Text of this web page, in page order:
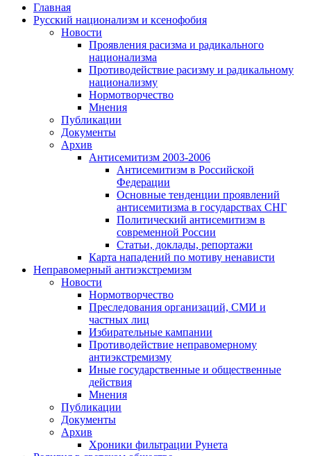
Главная
Русский национализм и ксенофобия
Новости
Проявления расизма и радикального
национализма
Противодействие расизму и радикальному
национализму
Нормотворчество
Мнения
Публикации
Документы
Архив
Антисемитизм 2003-2006
Антисемитизм в Российской
Федерации
Основные тенденции проявлений
антисемитизма в государствах СНГ
Политический антисемитизм в
современной России
Статьи, доклады, репортажи
Карта нападений по мотиву ненависти
Неправомерный антиэкстремизм
Новости
Нормотворчество
Преследования организаций, СМИ и
частных лиц
Избирательные кампании
Противодействие неправомерному
антиэкстремизму
Иные государственные и общественные
действия
Мнения
Публикации
Документы
Архив
Хроники фильтрации Рунета